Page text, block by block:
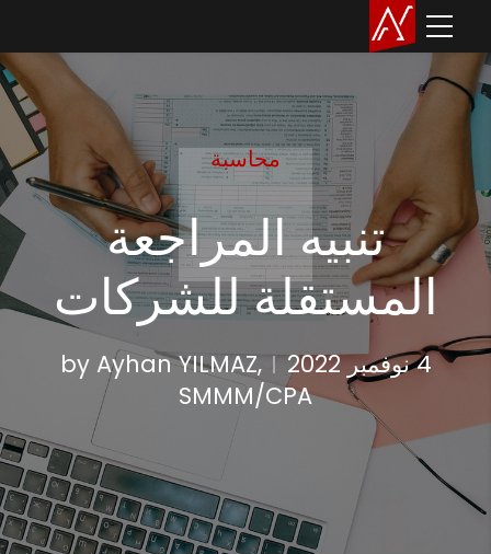
محاسبة
تنبيه المراجعة
المستقلة للشركات
4 نوفمبر 2022
by Ayhan YILMAZ,
SMMM/CPA